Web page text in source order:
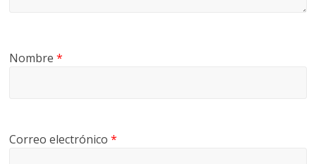
Nombre*
Correo electrónico*